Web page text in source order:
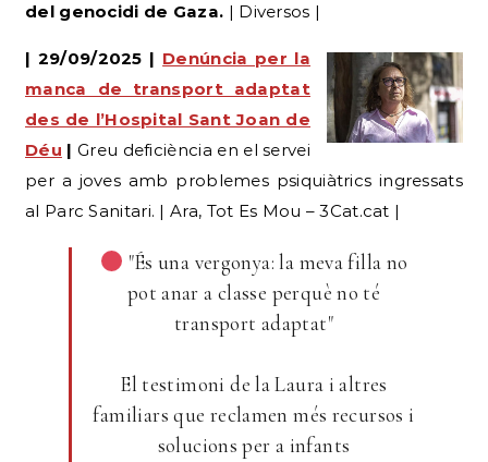
del genocidi de Gaza. | Diversos |
| 29/09/2025 | Denúncia per la
manca de transport adaptat
des de l’Hospital Sant Joan de
Déu | Greu deficiència en el servei
per a joves amb problemes psiquiàtrics ingressats
al Parc Sanitari. | Ara, Tot Es Mou – 3Cat.cat |
"És una vergonya: la meva filla no
pot anar a classe perquè no té
transport adaptat"
El testimoni de la Laura i altres
familiars que reclamen més recursos i
solucions per a infants